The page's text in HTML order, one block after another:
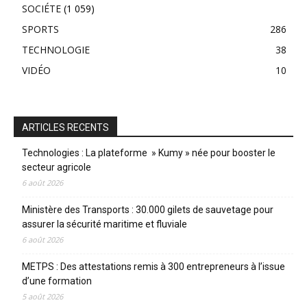
SOCIÉTE (1 059)
SPORTS
286
TECHNOLOGIE
38
VIDÉO
10
ARTICLES RECENTS
Technologies : La plateforme » Kumy » née pour booster le
secteur agricole
6 août 2026
Ministère des Transports : 30.000 gilets de sauvetage pour
assurer la sécurité maritime et fluviale
6 août 2026
METPS : Des attestations remis à 300 entrepreneurs à l’issue
d’une formation
5 août 2026